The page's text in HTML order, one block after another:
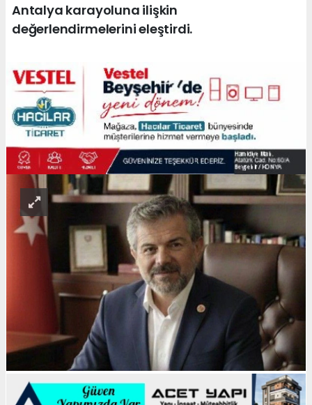
Antalya karayoluna ilişkin
değerlendirmelerini eleştirdi.